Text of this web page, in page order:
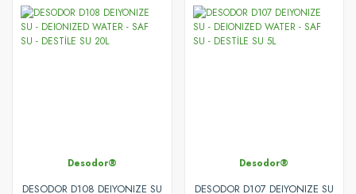
Desodor®
DESODOR D108 DEIYONIZE SU
Desodor®
DESODOR D107 DEIYONIZE SU